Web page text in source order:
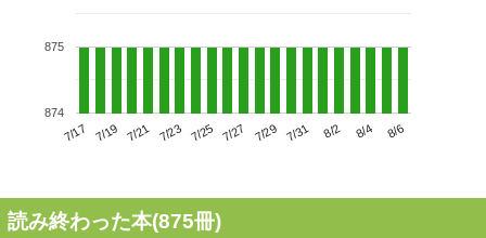
7/17 7/19 7/21 7/23 7/25 7/27 7/29 7/31 8/2 8/4 8/6
874
875
読み終わった本(875冊)